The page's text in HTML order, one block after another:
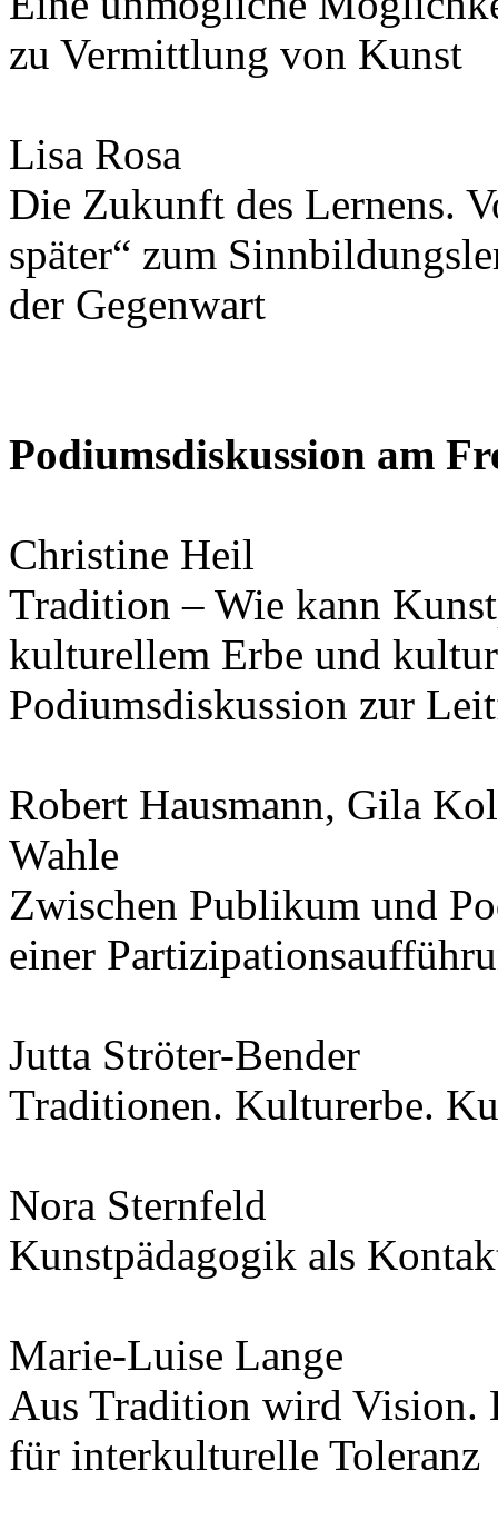
zu Vermittlung von Kunst
Lisa Rosa
Die Zukunft des Lernens.
später“ zum
der Gegenwart
Podiumsdiskussion am
Christine Heil
Tradition – Wie kann
kulturellem Erbe und
Podiumsdiskussion zur
Robert Hausmann, Gila
Wahle
Zwischen Publikum und
einer
Jutta Ströter-Bender
Traditionen. Kulturerbe.
Nora Sternfeld
Kunstpädagogik als
Marie-Luise Lange
Aus Tradition wird Vision.
für interkulturelle Toleranz